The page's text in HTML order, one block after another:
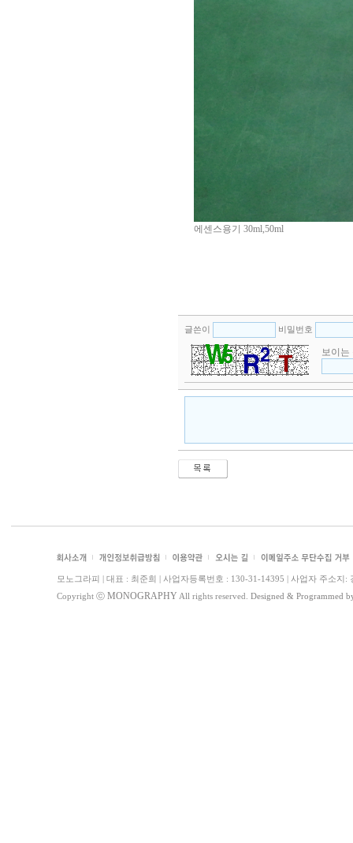
에센스용기 30ml,50ml
글쓴이 비밀번호
보이는
모노그라피 | 대표 : 최준희 | 사업자등록번호 : 130-31-14395 | 사업자 주소
Copyright ⓒ MONOGRAPHY All rights reserved. Designed & Programmed